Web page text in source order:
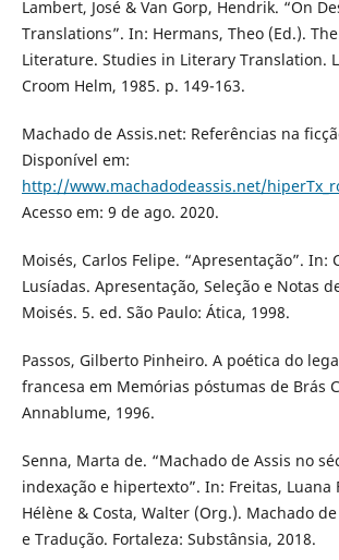
Lambert, José & Van Gorp, Hendrik. “On
Translations”. In: Hermans, Theo (Ed.).
Literature. Studies in Literary Translation.
Croom Helm, 1985. p. 149-163.
Machado de Assis.net: Referências na
Disponível em:
http://www.machadodeassis.net/
Acesso em: 9 de ago. 2020.
Moisés, Carlos Felipe. “Apresentação”. In:
Lusíadas. Apresentação, Seleção e Notas
Moisés. 5. ed. São Paulo: Ática, 1998.
Passos, Gilberto Pinheiro. A poética do
francesa em Memórias póstumas de Brás
Annablume, 1996.
Senna, Marta de. “Machado de Assis no
indexação e hipertexto”. In: Freitas, Luana
Hélène & Costa, Walter (Org.). Machado
e Tradução. Fortaleza: Substânsia, 2018.